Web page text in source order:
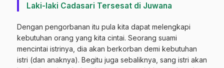
Laki-laki Cadasari Tersesat di Juwana
Dengan pengorbanan itu pula kita dapat melengkapi
kebutuhan orang yang kita cintai. Seorang suami
mencintai istrinya, dia akan berkorban demi kebutuhan
istri (dan anaknya). Begitu juga sebaliknya, sang istri akan